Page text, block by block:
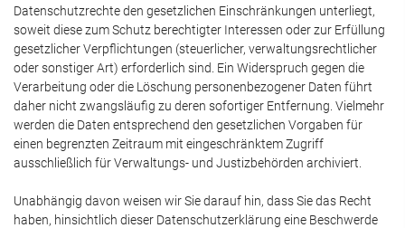
Datenschutzrechte den gesetzlichen Einschränkungen unterliegt,
soweit diese zum Schutz berechtigter Interessen oder zur Erfüllung
gesetzlicher Verpflichtungen (steuerlicher, verwaltungsrechtlicher
oder sonstiger Art) erforderlich sind. Ein Widerspruch gegen die
Verarbeitung oder die Löschung personenbezogener Daten führt
daher nicht zwangsläufig zu deren sofortiger Entfernung. Vielmehr
werden die Daten entsprechend den gesetzlichen Vorgaben für
einen begrenzten Zeitraum mit eingeschränktem Zugriff
ausschließlich für Verwaltungs- und Justizbehörden archiviert.
Unabhängig davon weisen wir Sie darauf hin, dass Sie das Recht
haben, hinsichtlich dieser Datenschutzerklärung eine Beschwerde